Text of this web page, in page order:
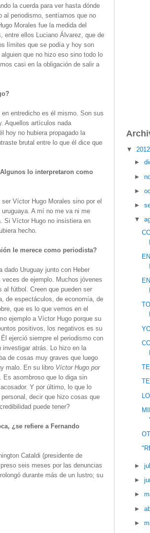
la cuerda para ver hasta dónde
al periodismo, sentíamos que no
Morales fue la medida del
entre ellos Luciano Álvarez, que de
límites que se podía y hoy son
que no hizo eso sino todo lo
casi en la obligación de salir a
entredicho es él mismo. Son sus
Aquellos artículos nada
hoy no hubiera propagado la
brutal entre lo que él dice que
lo interpretaron como
Víctor Hugo Morales sino por el
A mí no me va ni me
Si Víctor Hugo no insistiera en
hecho.
le merece como periodista?
Uruguay junto con Heber
de ejemplo. Muchos jóvenes
fútbol. Creen que pueden ser
de espectáculos, de economía, de
que es lo que vemos en el
ejemplo a Víctor Hugo porque su
positivos, los negativos es su
ejerció siempre el periodismo con
atrás. Lo hizo en la
de cosas muy graves que luego
malo. En su libro Víctor Hugo por
Es asombroso que lo diga sin
Y por último, lo que lo
decir que hizo cosas que
puede tener?
¿se refiere a Fernando
Cataldi (presidente de
seis meses por las denuncias
durante más de un lustro; su
▼
►
►
►
►
▼
►
►
►
►
►